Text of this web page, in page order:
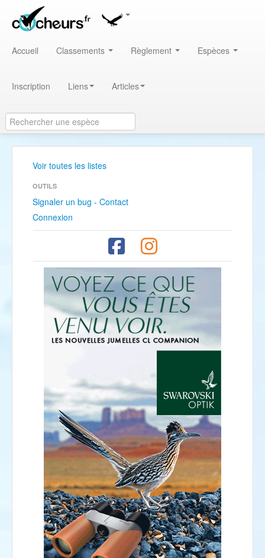
Accueil Classements Règlement Espèces
Inscription Liens Articles
Voir toutes les listes
OUTILS
Signaler un bug - Contact
Connexion